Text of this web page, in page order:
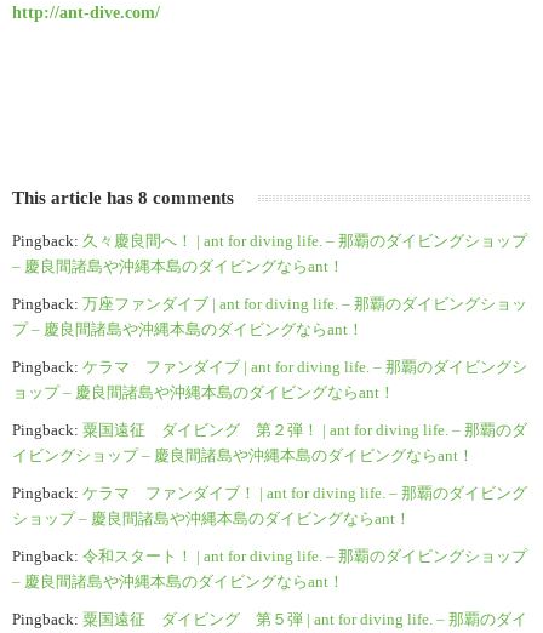
http://ant-dive.com/
This article has 8 comments
Pingback: 久々慶良間へ！ | ant for diving life. – 那覇のダイビングショップ
– 慶良間諸島や沖縄本島のダイビングならant！
Pingback: 万座ファンダイブ | ant for diving life. – 那覇のダイビングショッ
プ – 慶良間諸島や沖縄本島のダイビングならant！
Pingback: ケラマ ファンダイブ | ant for diving life. – 那覇のダイビングシ
ョップ – 慶良間諸島や沖縄本島のダイビングならant！
Pingback: 粟国遠征 ダイビング 第２弾！ | ant for diving life. – 那覇のダ
イビングショップ – 慶良間諸島や沖縄本島のダイビングならant！
Pingback: ケラマ ファンダイブ！ | ant for diving life. – 那覇のダイビング
ショップ – 慶良間諸島や沖縄本島のダイビングならant！
Pingback: 令和スタート！ | ant for diving life. – 那覇のダイビングショップ
– 慶良間諸島や沖縄本島のダイビングならant！
Pingback: 粟国遠征 ダイビング 第５弾 | ant for diving life. – 那覇のダイ